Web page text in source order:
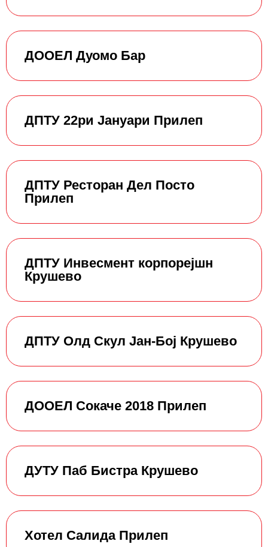
ДООЕЛ Дуомо Бар
ДПТУ 22ри Јануари Прилеп
ДПТУ Ресторан Дел Посто
Прилеп
ДПТУ Инвесмент корпорејшн
Крушево
ДПТУ Олд Скул Јан-Бој Крушево
ДООЕЛ Сокаче 2018 Прилеп
ДУТУ Паб Бистра Крушево
Хотел Салида Прилеп